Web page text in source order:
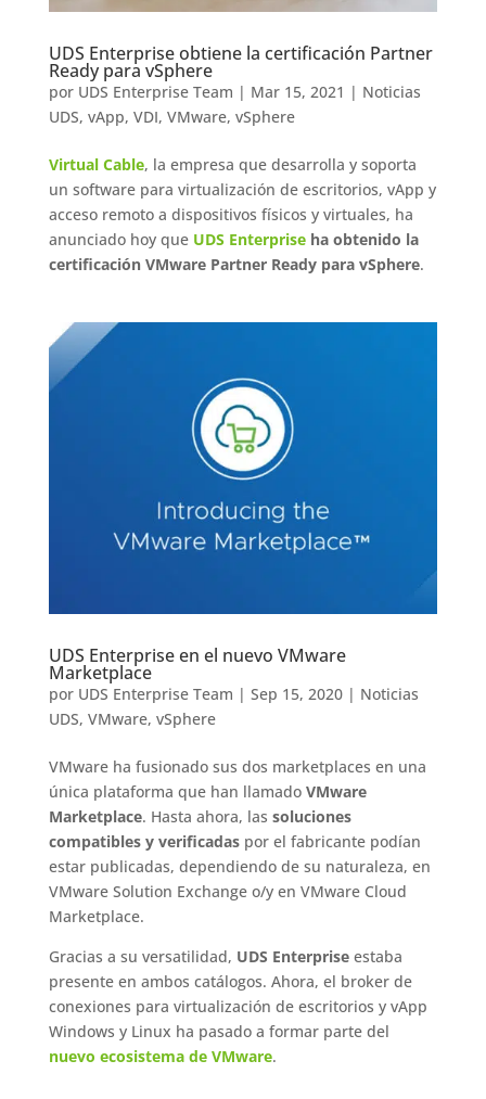
UDS Enterprise obtiene la certificación Partner
Ready para vSphere
por UDS Enterprise Team | Mar 15, 2021 | Noticias
UDS, vApp, VDI, VMware, vSphere
Virtual Cable, la empresa que desarrolla y soporta
un software para virtualización de escritorios, vApp y
acceso remoto a dispositivos físicos y virtuales, ha
anunciado hoy que UDS Enterpriseha obtenido la
certificación VMware Partner Ready para vSphere.
UDS Enterprise en el nuevo VMware
Marketplace
por UDS Enterprise Team | Sep 15, 2020| Noticias
UDS, VMware, vSphere
VMware ha fusionado sus dos marketplaces en una
única plataforma que han llamado VMware
Marketplace. Hasta ahora, las soluciones
compatibles y verificadaspor el fabricante podían
estar publicadas, dependiendo de su naturaleza, en
VMware Solution Exchange o/y en VMware Cloud
Marketplace.
Gracias a su versatilidad, UDS Enterpriseestaba
presente en ambos catálogos. Ahora, el broker de
conexiones para virtualización de escritorios y vApp
Windows y Linux ha pasado a formar parte del
nuevo ecosistema de VMware.